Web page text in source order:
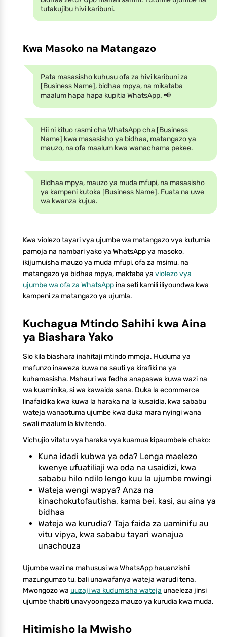
tutakujibu hivi karibuni.
Kwa Masoko na Matangazo
Pata masasisho kuhusu ofa za hivi karibuni za
[Business Name], bidhaa mpya, na mikataba
maalum hapa hapa kupitia WhatsApp. 📢
Hii ni kituo rasmi cha WhatsApp cha [Business
Name] kwa masasisho ya bidhaa, matangazo ya
mauzo, na ofa maalum kwa wanachama pekee.
Bidhaa mpya, mauzo ya muda mfupi, na masasisho
ya kampeni kutoka [Business Name]. Fuata na uwe
wa kwanza kujua.
Kwa violezo tayari vya ujumbe wa matangazo vya kutumia
pamoja na nambari yako ya WhatsApp ya masoko,
ikijumuisha mauzo ya muda mfupi, ofa za msimu, na
matangazo ya bidhaa mpya, maktaba ya violezo vya
ujumbe wa ofa za WhatsApp ina seti kamili iliyoundwa kwa
kampeni za matangazo ya ujumla.
Kuchagua Mtindo Sahihi kwa Aina
ya Biashara Yako
Sio kila biashara inahitaji mtindo mmoja. Huduma ya
mafunzo inaweza kuwa na sauti ya kirafiki na ya
kuhamasisha. Mshauri wa fedha anapaswa kuwa wazi na
wa kuaminika, si wa kawaida sana. Duka la ecommerce
linafaidika kwa kuwa la haraka na la kusaidia, kwa sababu
wateja wanaotuma ujumbe kwa duka mara nyingi wana
swali maalum la kivitendo.
Vichujio vitatu vya haraka vya kuamua kipaumbele chako:
Kuna idadi kubwa ya oda? Lenga maelezo
kwenye ufuatiliaji wa oda na usaidizi, kwa
sababu hilo ndilo lengo kuu la ujumbe mwingi
Wateja wengi wapya? Anza na
kinachokutofautisha, kama bei, kasi, au aina ya
bidhaa
Wateja wa kurudia? Taja faida za uaminifu au
vitu vipya, kwa sababu tayari wanajua
unachouza
Ujumbe wazi na mahususi wa WhatsApp hauanzishi
mazungumzo tu, bali unawafanya wateja warudi tena.
Mwongozo wa uuzaji wa kudumisha wateja unaeleza jinsi
ujumbe thabiti unavyoongeza mauzo ya kurudia kwa muda.
Hitimisho la Mwisho